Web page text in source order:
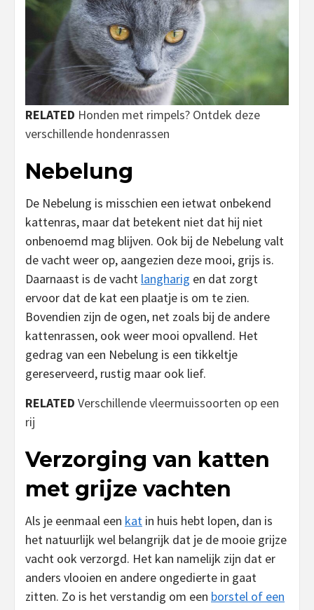
RELATED Honden met rimpels? Ontdek deze
verschillende hondenrassen
Nebelung
De Nebelung is misschien een ietwat onbekend
kattenras, maar dat betekent niet dat hij niet
onbenoemd mag blijven. Ook bij de Nebelung valt
de vacht weer op, aangezien deze mooi, grijs is.
Daarnaast is de vacht langharig en dat zorgt
ervoor dat de kat een plaatje is om te zien.
Bovendien zijn de ogen, net zoals bij de andere
kattenrassen, ook weer mooi opvallend. Het
gedrag van een Nebelung is een tikkeltje
gereserveerd, rustig maar ook lief.
RELATED Verschillende vleermuissoorten op een
rij
Verzorging van katten
met grijze vachten
Als je eenmaal een kat in huis hebt lopen, dan is
het natuurlijk wel belangrijk dat je de mooie grijze
vacht ook verzorgd. Het kan namelijk zijn dat er
anders vlooien en andere ongedierte in gaat
zitten. Zo is het verstandig om een borstel of een